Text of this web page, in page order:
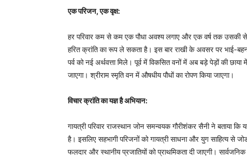
एक परिजन, एक वृक्ष:
हर परिवार कम से कम एक पौधा अवश्य लगाए और एक वर्ष तक उसकी
हरित क्रांति का रूप ले सकता है। इस बार राखी के अवसर पर
पर्व को नई अर्थवत्ता मिले। पूर्व में विकसित वनों में अब बड़े पेड़ों की
जाएगा। श्रीराम स्मृति वन में औषधीय पौधों का रोपण किया जाएगा।
विचार क्रांति का यज्ञ है अभियान:
गायत्री परिवार राजस्थान जोन समन्वयक गौरीशंकर सैनी ने बताया कि
है। इसलिए सहभागी परिजनों को गायत्री साधना और युग साहित्य से
फलदार और स्थानीय प्रजातियों को प्राथमिकता दी जाएगी।